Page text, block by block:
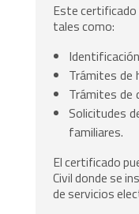
Este certificado
tales como:
Trámites de
Trámites de
Solicitudes
familiares.
El certificado
Civil donde se
de servicios